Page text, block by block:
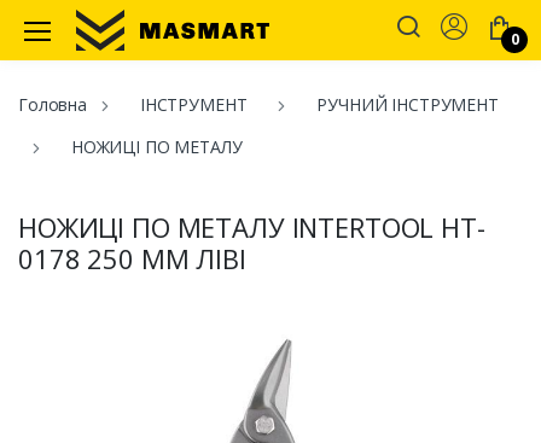
Masmart
Account
0
Головна ІНСТРУМЕНТ
РУЧНИЙ ІНСТРУМЕНТ
НОЖИЦІ ПО МЕТАЛУ
НОЖИЦІ ПО МЕТАЛУ INTERTOOL HT-
0178 250 ММ ЛІВІ